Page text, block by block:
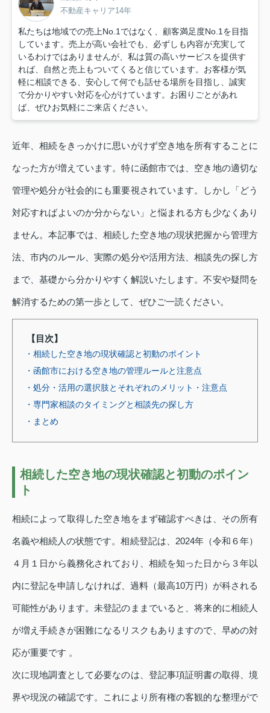
不動産キャリア14年
私たちは地域での売上No.1ではなく、顧客満足度No.1を目指
しています。売上が高い会社でも、必ずしも内容が充実して
いるわけではありませんが、私は質の高いサービスを提供す
れば、自然と売上もついてくると信じています。お客様が気
軽に相談できる、安心して何でも話せる場所を目指し、誠実
で分かりやすい対応を心がけています。お困りごとがあれ
ば、ぜひお気軽にご来店ください。
近年、相続をきっかけに思いがけず空き地を所有することに
なった方が増えています。特に函館市では、空き地の適切な
管理や処分が社会的にも重要視されています。しかし「どう
対応すればよいのか分からない」と悩まれる方も少なくあり
ません。本記事では、相続した空き地の現状把握から管理方
法、市内のルール、実際の処分や活用方法、相談先の探し方
まで、基礎から分かりやすく解説いたします。不安や疑問を
解消するための第一歩として、ぜひご一読ください。
【目次】
・相続した空き地の現状確認と初動のポイント
・函館市における空き地の管理ルールと注意点
・処分・活用の選択肢とそれぞれのメリット・注意点
・専門家相談のタイミングと相談先の探し方
・まとめ
相続した空き地の現状確認と初動のポイン
ト
相続によって取得した空き地をまず確認すべきは、その所有
名義や相続人の状態です。相続登記は、2024年（令和６年）
４月１日から義務化されており、相続を知った日から３年以
内に登記を申請しなければ、過料（最高10万円）が科される
可能性があります。未登記のままでいると、将来的に相続人
が増え手続きが困難になるリスクもありますので、早めの対
応が重要です 。
次に現地調査として必要なのは、登記事項証明書の取得、境
界や現況の確認です。これにより所有権の客観的な整理がで